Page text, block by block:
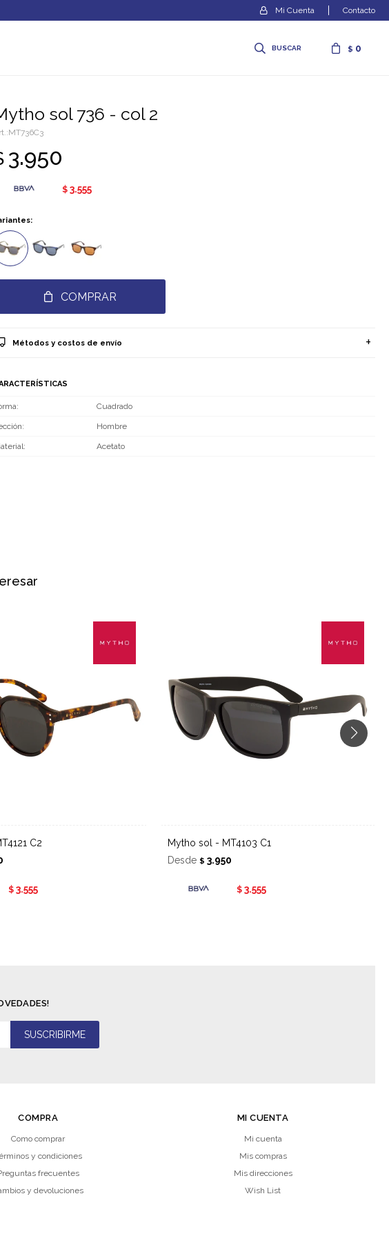
$ 0
Contacto
Mytho sol 736 - col 2
MT736C3
3.950
$ 3.555
COMPRAR
Métodos y costos de envío
Cuadrado
Hombre
Acetato
C2
$ 3.555
Mytho sol - MT4103 C1
Desde $ 3.950
$ 3.555
COMPRA
Como comprar
y condiciones
frecuentes
y devoluciones
MI CUENTA
Mi cuenta
Mis compras
Mis direcciones
Wish List
SUSCRIBIRME